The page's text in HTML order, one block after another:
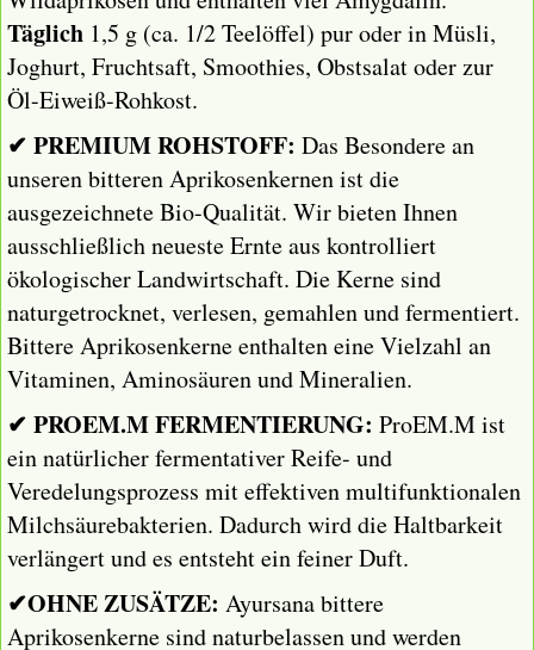
Täglich 1,5 g (ca. 1/2 Teelöffel) pur oder in Müsli,
Joghurt, Fruchtsaft, Smoothies, Obstsalat oder zur
Öl-Eiweiß-Rohkost.
✔ PREMIUM ROHSTOFF: Das Besondere an
unseren bitteren Aprikosenkernen ist die
ausgezeichnete Bio-Qualität. Wir bieten Ihnen
ausschließlich neueste Ernte aus kontrolliert
ökologischer Landwirtschaft. Die Kerne sind
naturgetrocknet, verlesen, gemahlen und fermentiert.
Bittere Aprikosenkerne enthalten eine Vielzahl an
Vitaminen, Aminosäuren und Mineralien.
✔ PROEM.M FERMENTIERUNG: ProEM.M ist
ein natürlicher fermentativer Reife- und
Veredelungsprozess mit effektiven multifunktionalen
Milchsäurebakterien. Dadurch wird die Haltbarkeit
verlängert und es entsteht ein feiner Duft.
✔OHNE ZUSÄTZE: Ayursana bittere
Aprikosenkerne sind naturbelassen und werden